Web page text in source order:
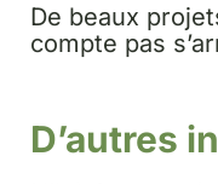
De beaux
compte pas
D’autres